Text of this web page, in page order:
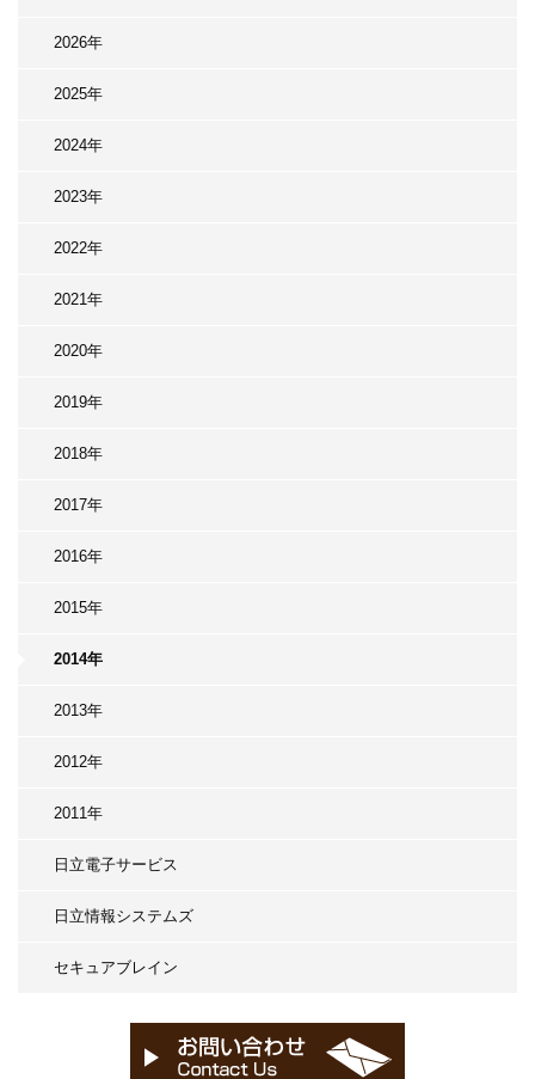
2026年
2025年
2024年
2023年
2022年
2021年
2020年
2019年
2018年
2017年
2016年
2015年
2014年
2013年
2012年
2011年
日立電子サービス
日立情報システムズ
セキュアブレイン